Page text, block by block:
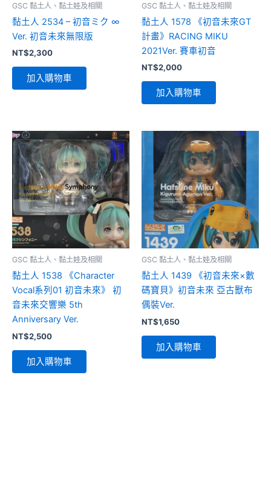
GSC 黏土人、黏土娃及相關
黏土人 2534 – 初音ミク ∞
Ver. 初音未來無限版
NT$2,300
加入購物車
GSC 黏土人、黏土娃及相關
黏土人 1578 《初音未來GT
計畫》RACING MIKU
2021Ver. 賽車初音
NT$2,000
加入購物車
GSC 黏土人、黏土娃及相關
黏土人 1538 《Character
Vocal系列01 初音未來》 初
音未來交響樂 5th
Anniversary Ver.
NT$2,500
加入購物車
GSC 黏土人、黏土娃及相關
黏土人 1439 《初音未來×數
碼寶貝》初音未來 亞古獸布
偶裝Ver.
NT$1,650
加入購物車